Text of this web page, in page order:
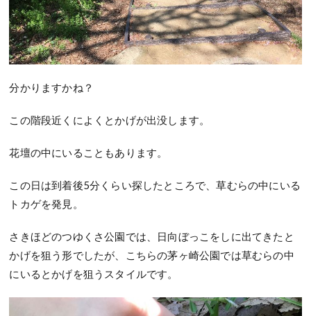
分かりますかね？
この階段近くによくとかげが出没します。
花壇の中にいることもあります。
この日は到着後5分くらい探したところで、草むらの中にいる
トカゲを発見。
さきほどのつゆくさ公園では、日向ぼっこをしに出てきたと
かげを狙う形でしたが、こちらの茅ヶ崎公園では草むらの中
にいるとかげを狙うスタイルです。